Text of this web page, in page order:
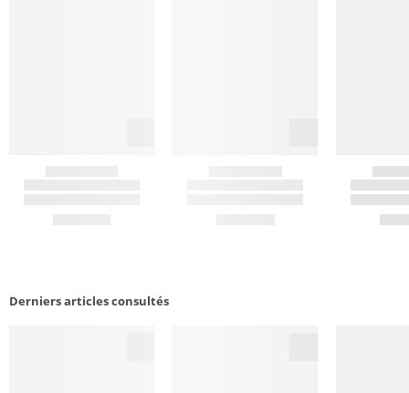
Derniers articles consultés